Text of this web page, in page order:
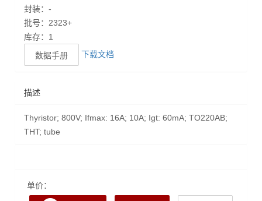
封装：-
批号：2323+
库存：1
数据手册
下载文档
描述
Thyristor; 800V; Ifmax: 16A; 10A; Igt: 60mA; TO220AB;
THT; tube
单价：